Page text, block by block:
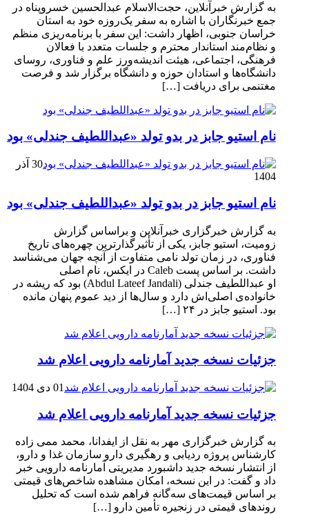
به گزارش خبرآنلاین، حجت‌الاسلام عبدالحسین خسروپناه در
جمع خبرنگاران با اشاره به سفر یک‌روزه خود به استان
خراسان جنوبی، اظهار داشت: این سفر با برنامه‌ریزی منظم
و نظام‌مند استاندار محترم و جلسات متعدد با فعالان
فرهنگی، اجتماعی، هیئت اندیشه‌ورز علم و فناوری، روسای
دانشگاه‌ها و استادان حوزه و دانشگاه برگزار شد و فرصت
مغتنمی برای دریافت […]
نام استیو جابز در بدو تولد «عبداللطیف جندلی» بود
30 آذر
1404
نام استیو جابز در بدو تولد «عبداللطیف جندلی» بود
به گزارش خبرگزاری خبرآنلاین و براساس گزارش
زومیت، استیو جابز، یکی از تأثیرگذارترین چهره‌های تاریخ
فناوری، در زمان تولد نامی متفاوت از آنچه جهان می‌شناسد
داشت. بر اساس پست Caleb در ایکس، نام اصلی
او عبداللطیف جندلی (Abdul Lateef Jandali) بود که ریشه در
خانواده‌ی اصلی‌اش دارد و سال‌ها از دید عموم پنهان مانده
بود. استیو جابز در ۲۴ […]
جزئیات نسخه جدید آمارنامه دارویی اعلام شد
01 دی 1404
جزئیات نسخه جدید آمارنامه دارویی اعلام شد
به گزارش خبرگزاری مهر به نقل از ایفدانا، محمد ممی زاده
کارشناس پروژه ردیابی و رهگیری دارو سازمان غذا و دارو،
از انتشار نسخه جدید داشبورد مدیریتی آمارنامه دارویی خبر
داد و گفت: در این نسخه، امکان مشاهده شاخص‌های قیمتی
بر اساس قیمت‌های سه‌گانه فراهم شده است که تحلیل
روندهای قیمتی در زنجیره تأمین دارو […]